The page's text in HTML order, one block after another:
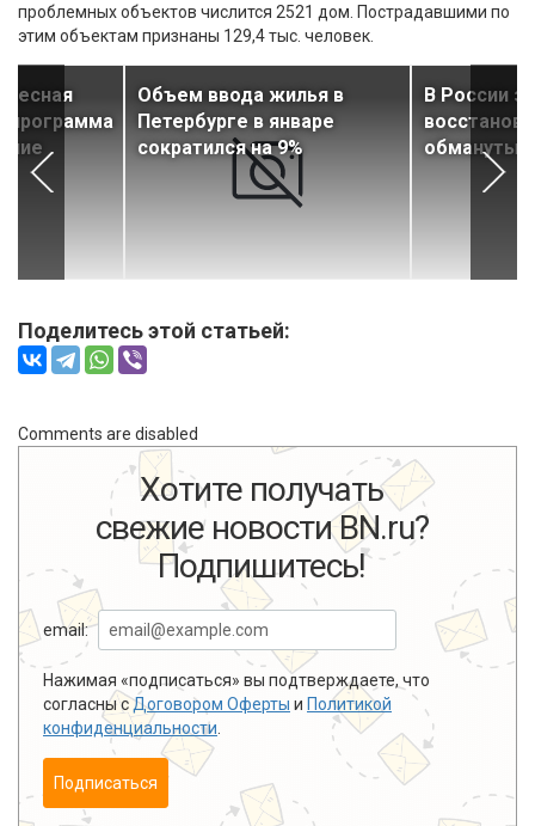
проблемных объектов числится 2521 дом. Пострадавшими по
этим объектам признаны 129,4 тыс. человек.
программа
Объем ввода жилья в
Петербурге в январе
сократился на 9%
В России
Поделитесь этой статьей:
Comments are disabled
Хотите получать
свежие новости BN.ru?
Подпишитесь!
email:
Нажимая «подписаться» вы подтверждаете, что
согласны сДоговором Оферты и Политикой
конфиденциальности
Подписаться